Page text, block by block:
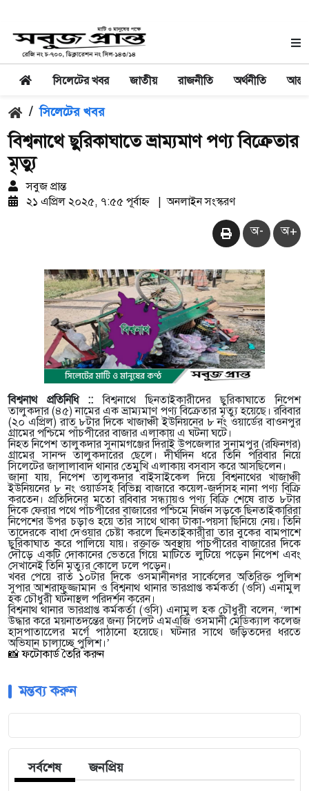
সিলেটের খবর জাতীয় রাজনীতি অর্থনীতি
/ সিলেটের খবর
বিশ্বনাথে ছুরিকাঘাতে ভ্রাম্যমাণ পণ্য বিক্রেতার
মৃত্যু
সবুজ প্রান্ত
২১ এপ্রিল ২০২৫, ৭:৫৫ পূর্বাহ্ন
অনলাইন সংস্করণ
অ- অ+
বিশ্বনাথ প্রতিনিধি :: বিশ্বনাথে ছিনতাইকারীদের ছুরিকাঘাতে নিপেশ
তালুকদার (৪৫) নামের এক ভ্রাম্যমাণ পণ্য বিক্রেতার মৃত্যু হয়েছে। রবিবার
(২০ এপ্রিল) রাত ৮টার দিকে খাজাঞ্চী ইউনিয়নের ৮ নং ওয়ার্ডের বাওনপুর
গ্রামের পশ্চিমে পাঁচপীরের বাজার এলাকায় এ ঘটনা ঘটে।
নিহত নিপেশ তালুকদার সুনামগঞ্জের দিরাই উপজেলার সুনামপুর (রফিনগর)
গ্রামের সানন্দ তালুকদারের ছেলে। দীর্ঘদিন ধরে তিনি পরিবার নিয়ে
সিলেটের জালালাবাদ থানার তেমুখি এলাকায় বসবাস করে আসছিলেন।
জানা যায়, নিপেশ তালুকদার বাইসাইকেল দিয়ে বিশ্বনাথের খাজাঞ্চী
ইউনিয়নের ৮ নং ওয়ার্ডসহ বিভিন্ন বাজারে কয়েল-জর্দাসহ নানা পণ্য বিক্রি
করতেন। প্রতিদিনের মতো রবিবার সন্ধ্যায়ও পণ্য বিক্রি শেষে রাত ৮টার
দিকে ফেরার পথে পাঁচপীরের বাজারের পশ্চিমে নির্জন সড়কে ছিনতাইকারিরা
নিপেশের উপর চড়াও হয়ে তাঁর সাথে থাকা টাকা-পয়সা ছিনিয়ে নেয়। তিনি
তাদেরকে বাধা দেওয়ার চেষ্টা করলে ছিনতাইকারীরা তার বুকের বামপাশে
ছুরিকাঘাত করে পালিয়ে যায়। রক্তাক্ত অবস্থায় পাঁচপীরের বাজারের দিকে
দৌড়ে একটি দোকানের ভেতরে গিয়ে মাটিতে লুটিয়ে পড়েন নিপেশ এবং
সেখানেই তিনি মৃত্যুর কোলে ঢলে পড়েন।
খবর পেয়ে রাত ১০টার দিকে ওসমানীনগর সার্কেলের অতিরিক্ত পুলিশ
সুপার আশরাফুজ্জামান ও বিশ্বনাথ থানার ভারপ্রাপ্ত কর্মকর্তা (ওসি) এনামুল
হক চৌধুরী ঘটনাস্থল পরিদর্শন করেন।
বিশ্বনাথ থানার ভারপ্রাপ্ত কর্মকর্তা (ওসি) এনামুল হক চৌধুরী বলেন, ‘লাশ
উদ্ধার করে ময়নাতদন্তের জন্য সিলেট এমএজি ওসমানী মেডিক্যাল কলেজ
হাসপাতালেের মর্গে পাঠানো হয়েছে। ঘটনার সাথে জড়িতদের ধরতে
অভিযান চালাচ্ছে পুলিশ।’
📸 ফটোকার্ড তৈরি করুন
মন্তব্য করুন
সর্বশেষ জনপ্রিয়